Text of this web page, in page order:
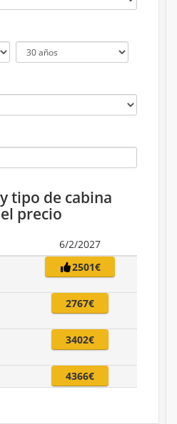
tipo de cabina
precio
6/2/2027
2501€
2767€
3402€
4366€